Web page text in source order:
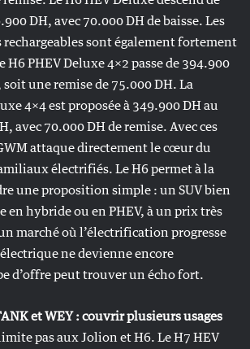
DH, avec 70.000 DH de baisse. Les
sont également fortement
H6 PHEV Deluxe 4×2 passe de 394.900
soit une remise de 75.000 DH. La
4×4 est proposée à 349.900 DH au
avec 70.000 DH de remise. Avec ces
attaque directement le cœur du
électrifiés. Le H6 permet à la
une proposition simple : un SUV bien
en hybride ou en PHEV, à un prix très
marché où l’électrification progresse
ne devienne encore
d’offre peut trouver un écho fort.
et WEY : couvrir plusieurs usages
pas aux Jolion et H6. Le H7 HEV